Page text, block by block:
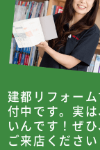
建都リフォー
付中です。 実
いんです！ぜ
ご来店ください